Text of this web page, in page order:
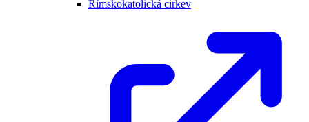
Rímskokatolická cirkev